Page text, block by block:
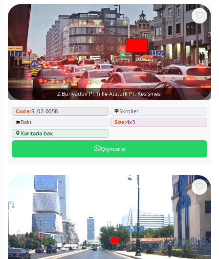
Z.Bünyadov Pr.ti Ilə Atatürk Pr. Kəsişməsi
Code:SL02-0058
Skroller
Bakı
Size:4x3
Xəritədə bax
Qiymət al